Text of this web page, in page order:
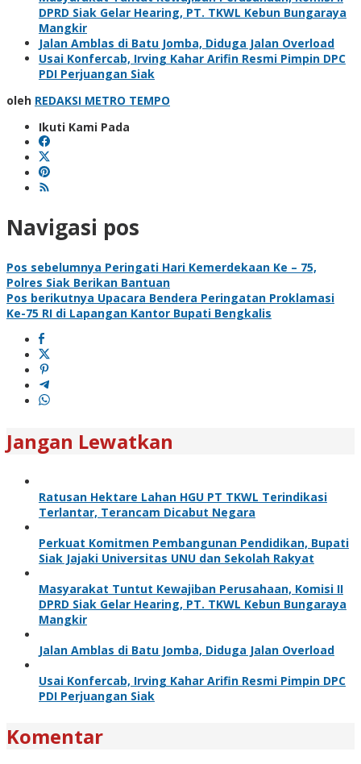
DPRD Siak Gelar Hearing, PT. TKWL Kebun Bungaraya
Mangkir
Jalan Amblas di Batu Jomba, Diduga Jalan Overload
Usai Konfercab, Irving Kahar Arifin Resmi Pimpin DPC
PDI Perjuangan Siak
oleh REDAKSI METRO TEMPO
Ikuti Kami Pada
Navigasi pos
Pos sebelumnya Peringati Hari Kemerdekaan Ke – 75,
Polres Siak Berikan Bantuan
Pos berikutnya Upacara Bendera Peringatan Proklamasi
Ke-75 RI di Lapangan Kantor Bupati Bengkalis
Jangan Lewatkan
Ratusan Hektare Lahan HGU PT TKWL Terindikasi
Terlantar, Terancam Dicabut Negara
Perkuat Komitmen Pembangunan Pendidikan, Bupati
Siak Jajaki Universitas UNU dan Sekolah Rakyat
Masyarakat Tuntut Kewajiban Perusahaan, Komisi II
DPRD Siak Gelar Hearing, PT. TKWL Kebun Bungaraya
Mangkir
Jalan Amblas di Batu Jomba, Diduga Jalan Overload
Usai Konfercab, Irving Kahar Arifin Resmi Pimpin DPC
PDI Perjuangan Siak
Komentar